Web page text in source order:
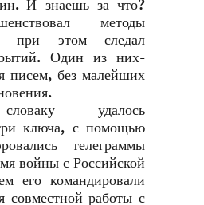
И знаешь за что?
методы
при этом следал
Один из них-
писем, без малейших
удалось
ключа, с помощью
телеграммы
войны с Российской
его командировали
совместной работы с